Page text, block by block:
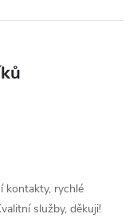
kontakty, rychlé
služby, děkuji!